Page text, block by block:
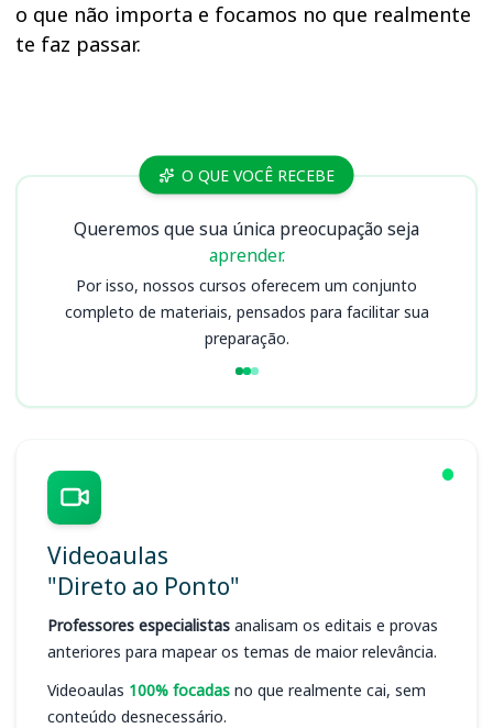
o que não importa e focamos no que realmente
te faz passar.
Cursos SES SEO QUE VOCÊ RECEBE
Queremos que sua única preocupação seja
aprender.
Por isso, nossos cursos oferecem um conjunto
completo de materiais, pensados para facilitar sua
preparação.
Videoaulas
"Direto ao Ponto"
Professores especialistas analisam os editais e provas
anteriores para mapear os temas de maior relevância.
Videoaulas 100% focadas no que realmente cai, sem
conteúdo desnecessário.